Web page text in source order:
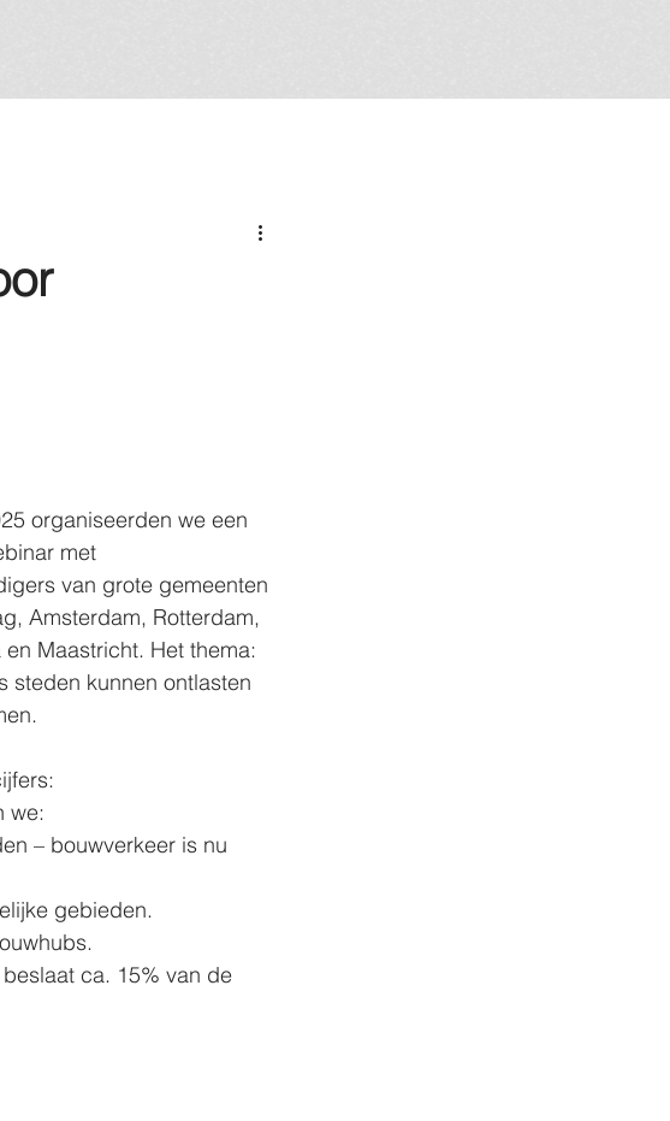
organiseerden we een
met
van grote gemeenten
Amsterdam, Rotterdam,
Maastricht. Het thema:
steden kunnen ontlasten
we:
– bouwverkeer is nu
gebieden.
ca. 15% van de